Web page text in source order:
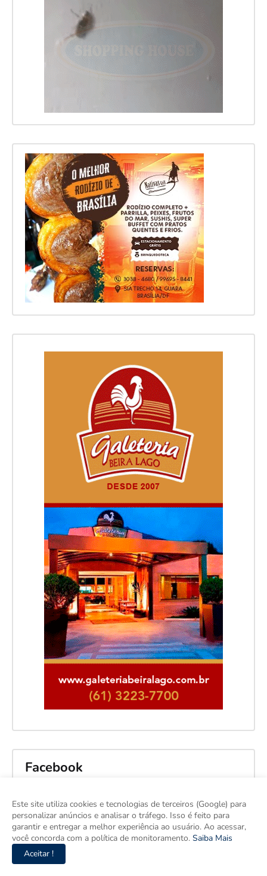
Facebook
Este site utiliza cookies e tecnologias de terceiros (Google) para
personalizar anúncios e analisar o tráfego. Isso é feito para
garantir e entregar a melhor experiência ao usuário. Ao acessar,
você concorda com a política de monitoramento. Saiba Mais
Aceitar !